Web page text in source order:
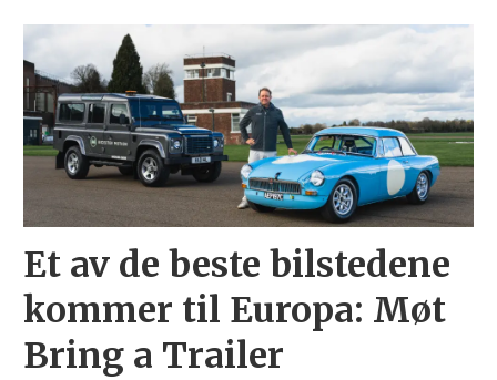
Et av de beste bilstedene
kommer til Europa: Møt
Bring a Trailer